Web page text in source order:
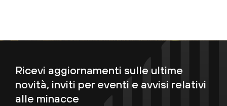
Ricevi aggiornamenti sulle ultime
novità, inviti per eventi e avvisi relativi
alle minacce